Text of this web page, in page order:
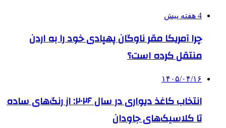
4 هفته پیش
چرا آمریکا مقر ناوگان پهپادی خود را به اردن
منتقل کرده است؟
۱۴۰۵/۰۴/۱۶
انتخاب کاغذ دیواری در سال ۲۰۲۶: از رنگ‌های ساده
تا کلاسیک‌های جاودان